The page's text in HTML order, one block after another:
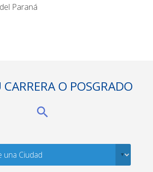
Paraná
CARRERA O POSGRADO